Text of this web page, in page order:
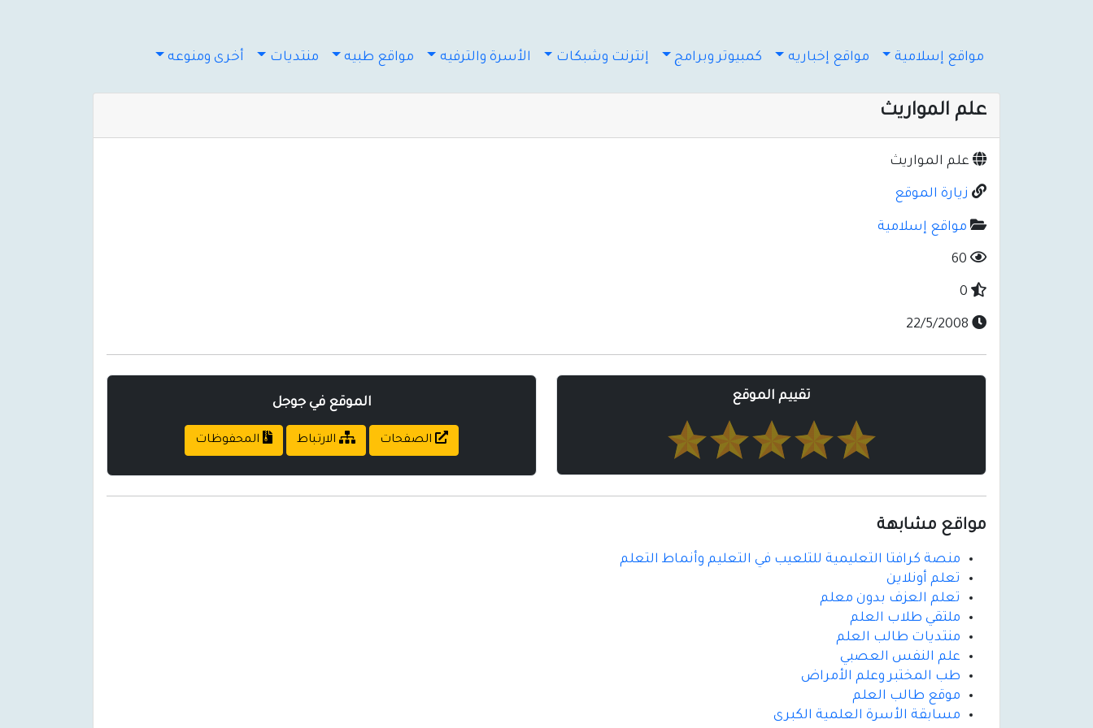
مواقع إسلامية مواقع إخباريه كمبيوتر وبرامج إنترنت وشبكات الأسرة والترفيه مواقع طبيه منتديات أخرى ومنوعه
علم المواريث
علم المواريث
زيارة الموقع
مواقع إسلامية
تقييم الموقع الموقع في جوجل
الصفحات الارتباط المحفوظات
مواقع مشابهة
منصة كرافتا التعليمية للتلعيب في التعليم وأنماط التعلم
تعلم أونلاين
تعلم العزف بدون معلم
ملتقي طلاب العلم
منتديات طالب العلم
علم النفس العصبي
طب المختبر وعلم الأمراض
موقع طالب العلم
مسابقة الأسرة العلمية الكبرى